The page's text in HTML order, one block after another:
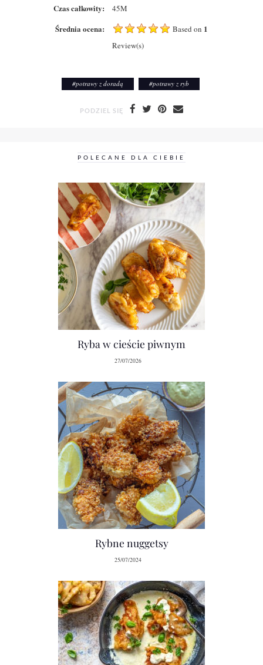
Czas całkowity: 45M
Średnia ocena: Based on 1
Review(s)
#potrawy z doradą #potrawy z ryb
PODZIEL SIĘ
POLECANE DLA CIEBIE
Ryba w cieście piwnym
27/07/2026
Rybne nuggetsy
25/07/2024